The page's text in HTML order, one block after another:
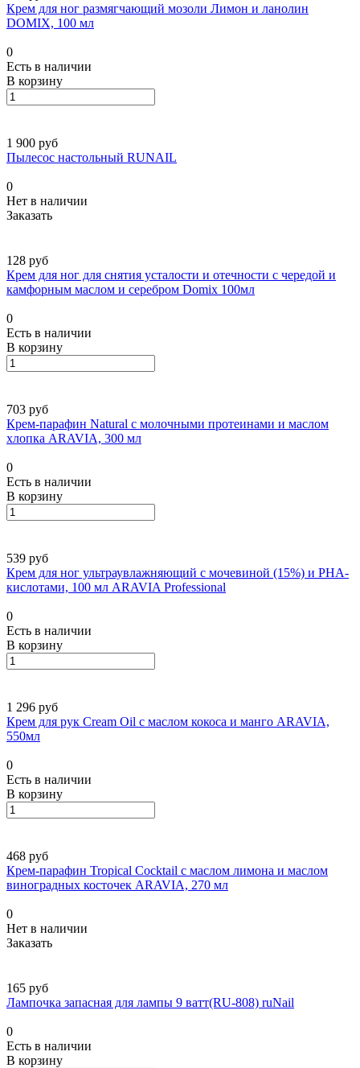
Крем для ног размягчающий мозоли Лимон и ланолин
DOMIX, 100 мл
0
Есть в наличии
В корзину
1 900 руб
Пылесос настольный RUNAIL
0
Нет в наличии
Заказать
128 руб
Крем для ног для снятия усталости и отечности с чередой и
камфорным маслом и серебром Domix 100мл
0
Есть в наличии
В корзину
703 руб
Крем-парафин Natural с молочными протеинами и маслом
хлопка ARAVIA, 300 мл
0
Есть в наличии
В корзину
539 руб
Крем для ног ультраувлажняющий с мочевиной (15%) и PHA-
кислотами, 100 мл ARAVIA Professional
0
Есть в наличии
В корзину
1 296 руб
Крем для рук Cream Oil с маслом кокоса и манго ARAVIA,
550мл
0
Есть в наличии
В корзину
468 руб
Крем-парафин Tropical Cocktail с маслом лимона и маслом
виноградных косточек ARAVIA, 270 мл
0
Нет в наличии
Заказать
165 руб
Лампочка запасная для лампы 9 ватт(RU-808) ruNail
0
Есть в наличии
В корзину